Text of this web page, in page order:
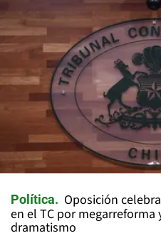
Política
Oposición
en el TC por
dramatismo